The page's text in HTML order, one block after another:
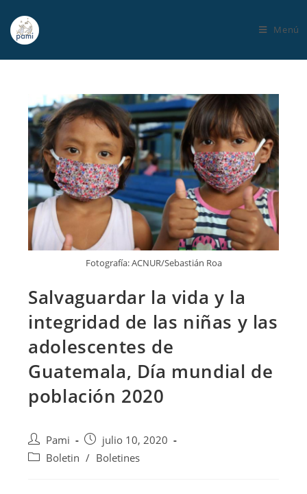
Menú
Fotografía: ACNUR/Sebastián Roa
Salvaguardar la vida y la
integridad de las niñas y las
adolescentes de
Guatemala, Día mundial de
población 2020
Pami
julio 10, 2020
Boletin / Boletines